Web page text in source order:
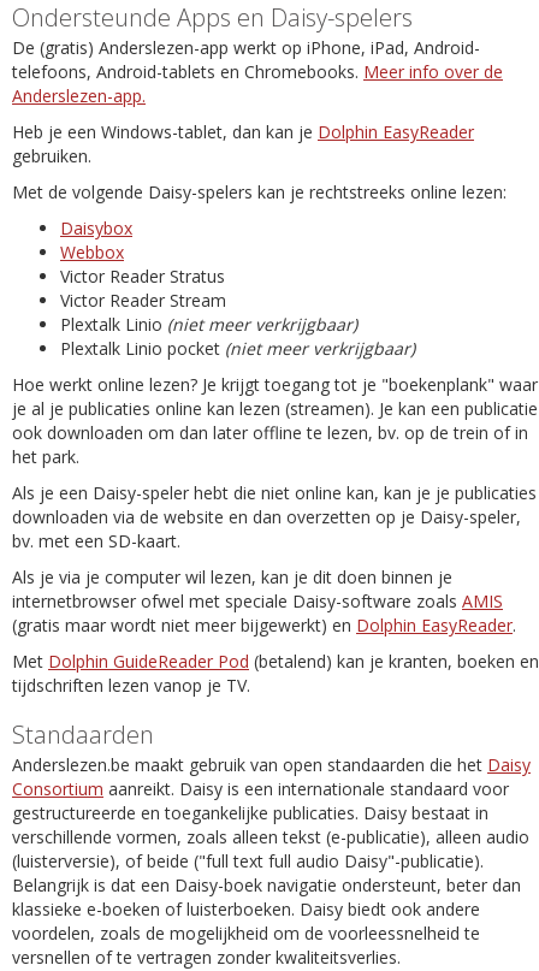
Ondersteunde Apps en Daisy-spelers
De (gratis) Anderslezen-app werkt op iPhone, iPad, Android-
telefoons, Android-tablets en Chromebooks. Meer info over de
Anderslezen-app.
Heb je een Windows-tablet, dan kan je Dolphin EasyReader
gebruiken.
Met de volgende Daisy-spelers kan je rechtstreeks online lezen:
Daisybox
Webbox
Victor Reader Stratus
Victor Reader Stream
Plextalk Linio (niet meer verkrijgbaar)
Plextalk Linio pocket (niet meer verkrijgbaar)
Hoe werkt online lezen? Je krijgt toegang tot je "boekenplank" waar
je al je publicaties online kan lezen (streamen). Je kan een publicatie
ook downloaden om dan later offline te lezen, bv. op de trein of in
het park.
Als je een Daisy-speler hebt die niet online kan, kan je je publicaties
downloaden via de website en dan overzetten op je Daisy-speler,
bv. met een SD-kaart.
Als je via je computer wil lezen, kan je dit doen binnen je
internetbrowser ofwel met speciale Daisy-software zoals AMIS
(gratis maar wordt niet meer bijgewerkt) en Dolphin EasyReader.
Met Dolphin GuideReader Pod (betalend) kan je kranten, boeken en
tijdschriften lezen vanop je TV.
Standaarden
Anderslezen.be maakt gebruik van open standaarden die het Daisy
Consortium aanreikt. Daisy is een internationale standaard voor
gestructureerde en toegankelijke publicaties. Daisy bestaat in
verschillende vormen, zoals alleen tekst (e-publicatie), alleen audio
(luisterversie), of beide ("full text full audio Daisy"-publicatie).
Belangrijk is dat een Daisy-boek navigatie ondersteunt, beter dan
klassieke e-boeken of luisterboeken. Daisy biedt ook andere
voordelen, zoals de mogelijkheid om de voorleessnelheid te
versnellen of te vertragen zonder kwaliteitsverlies.